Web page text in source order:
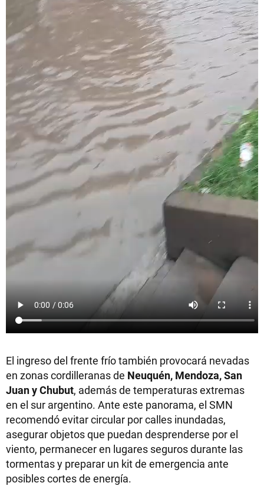
El ingreso del frente frío también provocará nevadas
en zonas cordilleranas de Neuquén, Mendoza, San
Juan y Chubut, además de temperaturas extremas
en el sur argentino. Ante este panorama, el SMN
recomendó evitar circular por calles inundadas,
asegurar objetos que puedan desprenderse por el
viento, permanecer en lugares seguros durante las
tormentas y preparar un kit de emergencia ante
posibles cortes de energía.